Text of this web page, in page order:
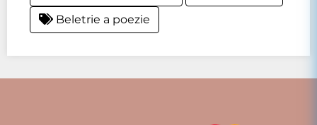
Beletrie a poezie